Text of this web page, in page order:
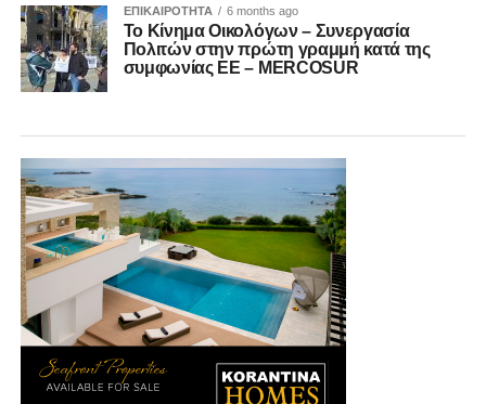
ΕΠΙΚΑΙΡΟΤΗΤΑ 6 months ago
Το Κίνημα Οικολόγων – Συνεργασία
Πολιτών στην πρώτη γραμμή κατά της
συμφωνίας ΕΕ – MERCOSUR